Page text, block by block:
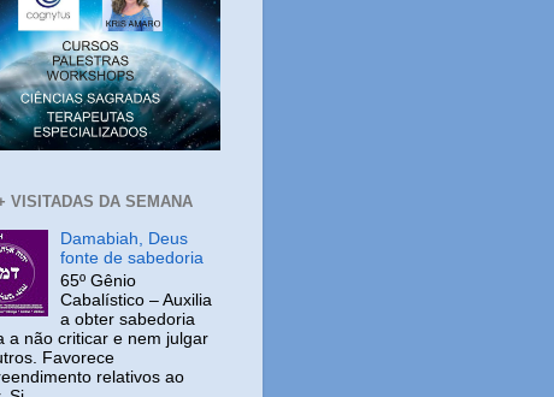
VISITADAS DA SEMANA
Damabiah, Deus
fonte de sabedoria
65º Gênio
Cabalístico – Auxilia
a obter sabedoria
a não criticar e nem julgar
Favorece
relativos ao